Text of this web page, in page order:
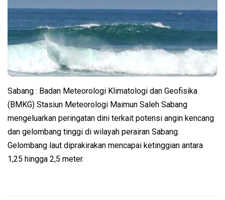
Sabang : Badan Meteorologi Klimatologi dan Geofisika
(BMKG) Stasiun Meteorologi Maimun Saleh Sabang
mengeluarkan peringatan dini terkait potensi angin kencang
dan gelombang tinggi di wilayah perairan Sabang.
Gelombang laut diprakirakan mencapai ketinggian antara
1,25 hingga 2,5 meter.